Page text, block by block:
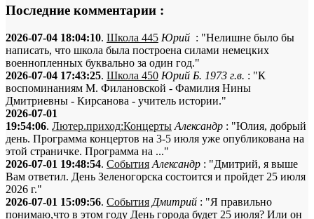
Последние комментарии :
2026-07-04 18:04:10. Школа 445 Юрий : "Нелишне было бы
написать, что школа была построена силами немецких
военнопленных буквально за один год."
2026-07-04 17:43:25. Школа 450 Юрий Б. 1973 г.в. : "К
воспоминаниям М. Филановской - Фамилия Нины
Дмитриевны - Кирсанова - учитель истории."
2026-07-01
19:54:06. Лютер.приход:Концерты Александр : "Юлия, добрый
день. Программа концертов на 3-5 июля уже опубликована на
этой страничке. Программа на ..."
2026-07-01 19:48:54. События Александр : "Дмитрий, я выше
Вам ответил. День Зеленогорска состоится и пройдет 25 июля
2026 г."
2026-07-01 15:09:56. События Дмитрий : "Я правильно
понимаю,что в этом году День города будет 25 июля? Или он